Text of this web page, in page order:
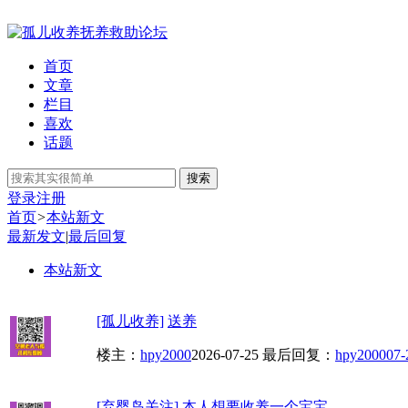
首页
文章
栏目
喜欢
话题
搜索
登录注册
首页>本站新文
最新发文|最后回复
本站新文
[孤儿收养] 送养
楼主： hpy20002026-07-25 最后回复： hpy200007-